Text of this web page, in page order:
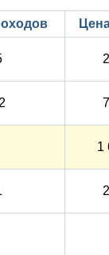
1